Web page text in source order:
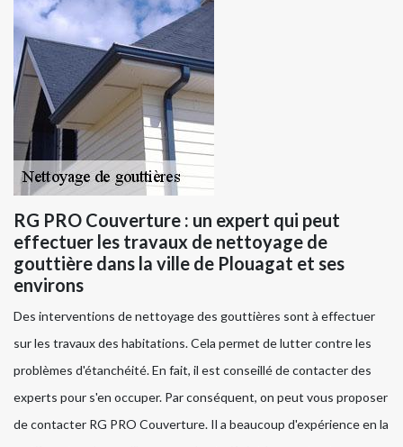
RG PRO Couverture : un expert qui peut
effectuer les travaux de nettoyage de
gouttière dans la ville de Plouagat et ses
environs
Des interventions de nettoyage des gouttières sont à effectuer
sur les travaux des habitations. Cela permet de lutter contre les
problèmes d'étanchéité. En fait, il est conseillé de contacter des
experts pour s'en occuper. Par conséquent, on peut vous proposer
de contacter RG PRO Couverture. Il a beaucoup d'expérience en la